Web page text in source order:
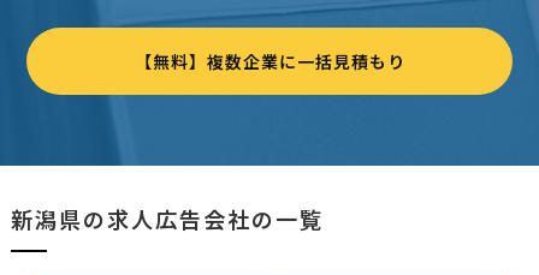
【無料】複数企業に一括見積もり
新潟県の求人広告会社の一覧